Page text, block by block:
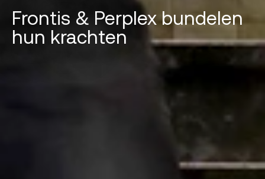
Frontis & Perplex bundelen
hun krachten